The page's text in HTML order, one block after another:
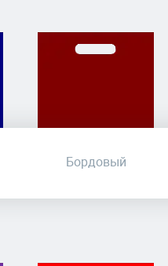
Бордовый